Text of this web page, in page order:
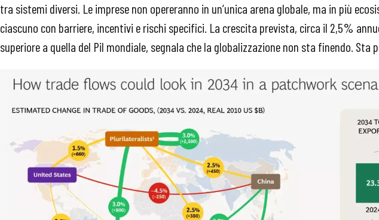
tra sistemi diversi. Le imprese non opereranno in un’unica arena globale, ma in più
ciascuno con barriere, incentivi e rischi specifici. La crescita prevista, circa il 2,5%
superiore a quella del Pil mondiale, segnala che la globalizzazione non sta finendo. Sta